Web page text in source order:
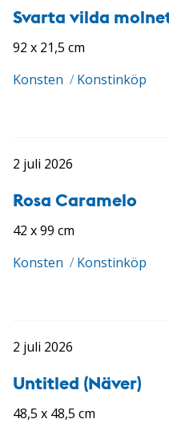
Svarta vilda
92 x 21,5 cm
Konsten / Konstinköp
2 juli 2026
Rosa Caramelo
42 x 99 cm
Konsten / Konstinköp
2 juli 2026
Untitled (Näver)
48,5 x 48,5 cm